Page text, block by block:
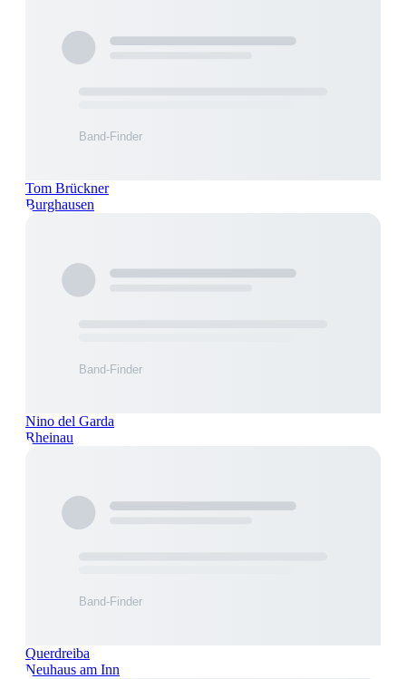
Tom Brückner
Burghausen
Nino del Garda
Rheinau
Querdreiba
Neuhaus am Inn